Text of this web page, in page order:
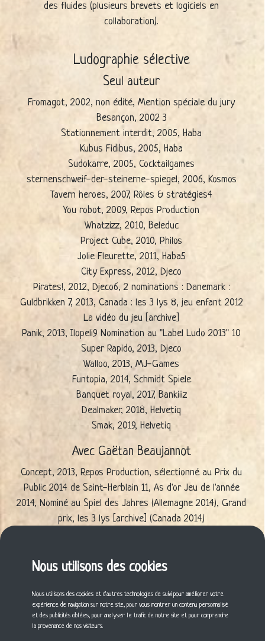
Nous utilisons des cookies
Nous utilisons des cookies et d'autres technologies de suivi pour améliorer votre
expérience de navigation sur notre site, pour vous montrer un contenu personnalisé
et des publicités ciblées, pour analyser le trafic de notre site et pour comprendre
la provenance de nos visiteurs.
des fluides (plusieurs brevets et logiciels en
collaboration).
Ludographie sélective
Seul auteur
Fromagot, 2002, non édité, Mention spéciale du jury
Besançon, 2002 3
Stationnement interdit, 2005, Haba
Kubus Fidibus, 2005, Haba
Sudokarre, 2005, Cocktailgames
sternenschweif-der-steinerne-spiegel, 2006, Kosmos
Tavern heroes, 2007, Rôles & stratégies4
You robot, 2009, Repos Production
Whatzizz, 2010, Beleduc
Project Cube, 2010, Philos
Jolie Fleurette, 2011, Haba5
City Express, 2012, Djeco
Pirates!, 2012, Djeco6, 2 nominations : Danemark :
Guldbrikken 7, 2013, Canada : les 3 lys 8, jeu enfant 2012
La vidéo du jeu [archive]
Panik, 2013, Ilopeli9 Nomination au "Label Ludo 2013" 10
Super Rapido, 2013, Djeco
Walloo, 2013, MJ-Games
Funtopia, 2014, Schmidt Spiele
Banquet royal, 2017, Bankiiiz
Dealmaker, 2018, Helvetiq
Smak, 2019, Helvetiq
Avec Gaëtan Beaujannot
Concept, 2013, Repos Production, sélectionné au Prix du
Public 2014 de Saint-Herblain 11, As d'or Jeu de l'année
2014, Nominé au Spiel des Jahres (Allemagne 2014), Grand
prix, les 3 lys [archive] (Canada 2014)
Avec Jean-Jacques Derghazarian
Cette fiche vous a plu ? Partagez-la !